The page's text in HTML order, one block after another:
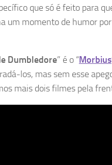
que só é feito para
um momento de humor
Dumbledore” é o “Morbius
los, mas sem esse
mais dois filmes pela